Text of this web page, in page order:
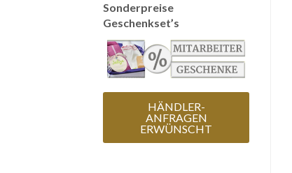
Sonderpreise
Geschenkset’s
HÄNDLER-
ANFRAGEN
ERWÜNSCHT